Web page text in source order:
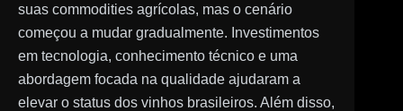
suas commodities agrícolas, mas o cenário
começou a mudar gradualmente. Investimentos
em tecnologia, conhecimento técnico e uma
abordagem focada na qualidade ajudaram a
elevar o status dos vinhos brasileiros. Além disso,